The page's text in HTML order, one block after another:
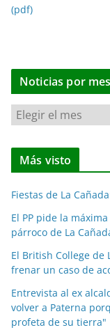
(pdf)
Noticias por
N
t
i
a
s
p
o
r
m
e
Más visto
Fiestas de La
El PP pide la
párroco de La
El British College de
frenar un caso de
Entrevista al ex
volver a Paterna
profeta de su tierra"